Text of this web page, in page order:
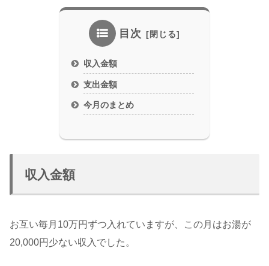
目次
収入金額
支出金額
今月のまとめ
収入金額
お互い毎月10万円ずつ入れていますが、この月はお湯が
20,000円少ない収入でした。